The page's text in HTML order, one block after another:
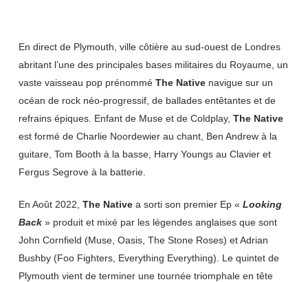
En direct de Plymouth, ville côtière au sud-ouest de Londres
abritant l’une des principales bases militaires du Royaume, un
vaste vaisseau pop prénommé The Nativenavigue sur un
océan de rock néo-progressif, de ballades entêtantes et de
refrains épiques. Enfant de Muse et de Coldplay, The Native
est formé de Charlie Noordewier au chant, Ben Andrew à la
guitare, Tom Booth à la basse, Harry Youngs au Clavier et
Fergus Segrove à la batterie.
En Août 2022, The Nativea sorti son premier Ep « Looking
Back» produit et mixé par les légendes anglaises que sont
John Cornfield (Muse, Oasis, The Stone Roses) et Adrian
Bushby (Foo Fighters, Everything Everything). Le quintet de
Plymouth vient de terminer une tournée triomphale en tête